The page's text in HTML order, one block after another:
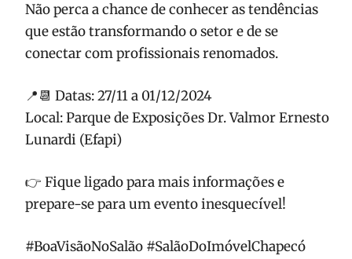
Não perca a chance de conhecer as tendências
que estão transformando o setor e de se
conectar com profissionais renomados.
📍📆 Datas: 27/11 a 01/12/2024
Local: Parque de Exposições Dr. Valmor Ernesto
Lunardi (Efapi)
👉 Fique ligado para mais informações e
prepare-se para um evento inesquecível!
#BoaVisãoNoSalão #SalãoDoImóvelChapecó